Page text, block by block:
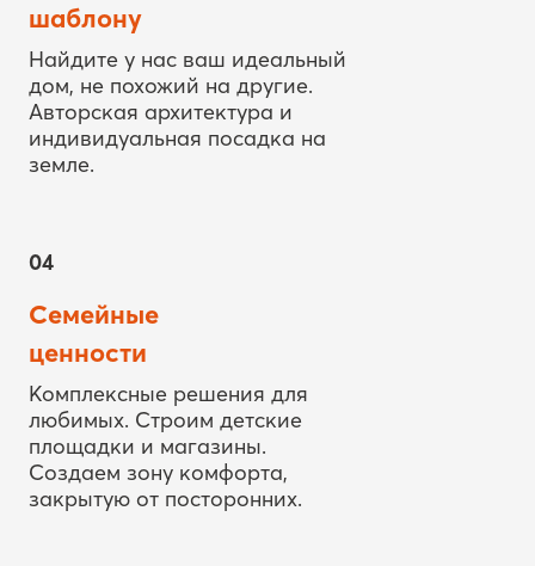
шаблону
Найдите у нас ваш идеальный
дом, не похожий на другие.
Авторская архитектура и
индивидуальная посадка на
земле.
04
Семейные
ценности
Комплексные решения для
любимых. Строим детские
площадки и магазины.
Создаем зону комфорта,
закрытую от посторонних.